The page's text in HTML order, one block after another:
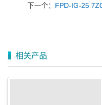
下一个： FPD-IG-25
相关产品